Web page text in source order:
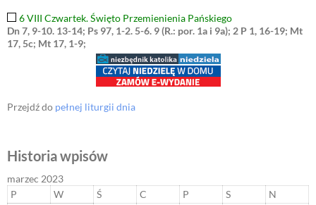
6 VIII Czwartek. Święto Przemienienia Pańskiego
Dn 7, 9-10. 13-14; Ps 97, 1-2. 5-6. 9 (R.: por. 1a i 9a); 2 P 1, 16-19; Mt
17, 5c; Mt 17, 1-9;
Przejdź do pełnej liturgii dnia
Historia wpisów
marzec 2023
P
W Ś C P S
N